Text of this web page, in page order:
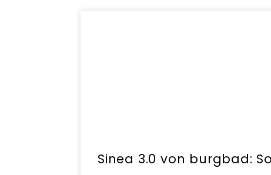
Sinea 3.0 von burgbad: